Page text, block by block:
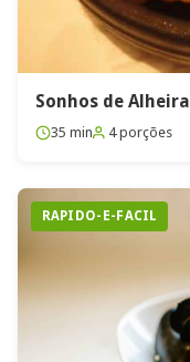
Sonhos de Alheira
35 min 4 porções
RAPIDO-E-FACIL